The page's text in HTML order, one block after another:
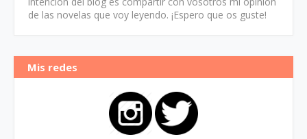
de las novelas que voy leyendo. ¡Espero que os guste!
Mis redes